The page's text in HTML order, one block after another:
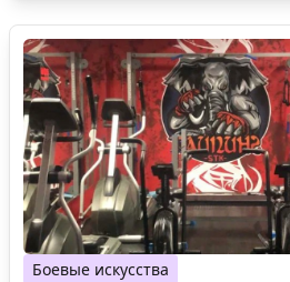
Боевые искусства